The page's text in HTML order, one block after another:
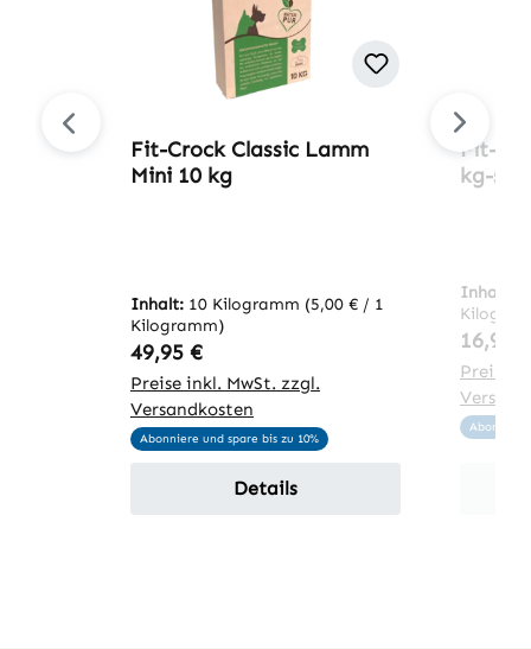
Fit-Crock Classic Lamm
Mini 10 kg
Inhalt: 10 Kilogramm (5,00 € / 1
Kilogramm)
Regulärer Preis:
49,95 €
Preise inkl. MwSt. zzgl.
Versandkosten
Abonniere und spare bis zu 10%
Details
Fit-
kg-
Inhalt:
16,95 €
Preise
Abonniere